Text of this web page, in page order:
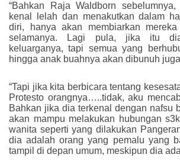
“Bahkan Raja Waldborn
kenal lelah dan menakutkan dalam
diri, hanya akan membiarkan
selamanya. Lagi pula, jika itu
keluarganya, tapi semua yang
hingga anak buahnya akan dibunuh
“Tapi jika kita berbicara tentang
Protesto orangnya…..tidak, aku
Bahkan jika dia terkenal dengan nafsu
akan mampu melakukan hubungan
wanita seperti yang dilakukan
dia adalah orang yang pemalu yang
tampil di depan umum, meskipun dia